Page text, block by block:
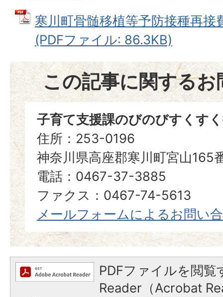
寒川町骨髄移植等予防接種再接
(PDFファイル: 86.3KB)
この記事に関するお
子育て支援課のびのびすくす
住所：253-0196
神奈川県高座郡寒川町宮山165
電話：0467-37-3885
ファクス：0467-74-5613
メールフォームによるお問い
PDFファイルを閲
Reader（Acrobat